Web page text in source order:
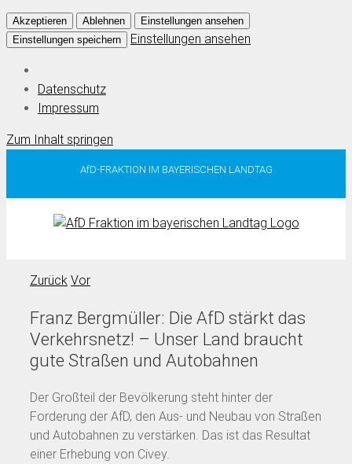
Akzeptieren Ablehnen
Einstellungen ansehen
Einstellungen speichern
Einstellungen ansehen
Datenschutz
Impressum
Zum Inhalt springen
AfD-FRAKTION IM BAYERISCHEN LANDTAG
Zurück Vor
Franz Bergmüller: Die AfD stärkt das
Verkehrsnetz! – Unser Land braucht
gute Straßen und Autobahnen
Der Großteil der Bevölkerung steht hinter der
Forderung der AfD, den Aus- und Neubau von Straßen
und Autobahnen zu verstärken. Das ist das Resultat
einer Erhebung von Civey.